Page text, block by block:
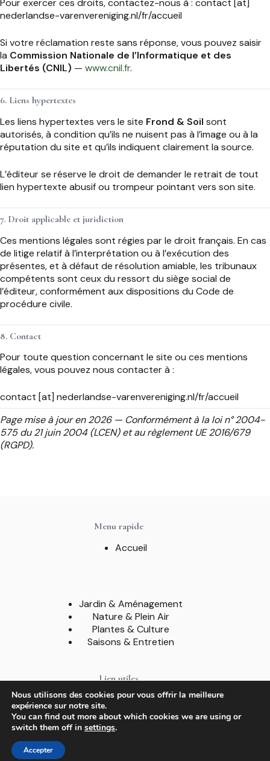
Pour exercer ces droits, contactez-nous à : contact [at]
nederlandse-varenvereniging.nl/fr/accueil
Si votre réclamation reste sans réponse, vous pouvez saisir
la Commission Nationale de l’Informatique et des
Libertés (CNIL) — www.cnil.fr.
6. Liens hypertextes
Les liens hypertextes vers le site Frond & Soil sont
autorisés, à condition qu’ils ne nuisent pas à l’image ou à la
réputation du site et qu’ils indiquent clairement la source.
L’éditeur se réserve le droit de demander le retrait de tout
lien hypertexte abusif ou trompeur pointant vers son site.
7. Droit applicable et juridiction
Ces mentions légales sont régies par le droit français. En cas
de litige relatif à l’interprétation ou à l’exécution des
présentes, et à défaut de résolution amiable, les tribunaux
compétents sont ceux du ressort du siège social de
l’éditeur, conformément aux dispositions du Code de
procédure civile.
8. Contact
Pour toute question concernant le site ou ces mentions
légales, vous pouvez nous contacter à :
contact [at] nederlandse-varenvereniging.nl/fr/accueil
Page mise à jour en 2026 — Conformément à la loi n° 2004-
575 du 21 juin 2004 (LCEN) et au règlement UE 2016/679
(RGPD).
Menu rapide
Accueil
Jardin & Aménagement
Nature & Plein Air
Plantes & Culture
Saisons & Entretien
Lien utiles
A propos
Contact
Mentions légales
Nous utilisons des cookies pour vous offrir la meilleure
expérience sur notre site.
You can find out more about which cookies we are using or
switch them off in settings.
Accepter